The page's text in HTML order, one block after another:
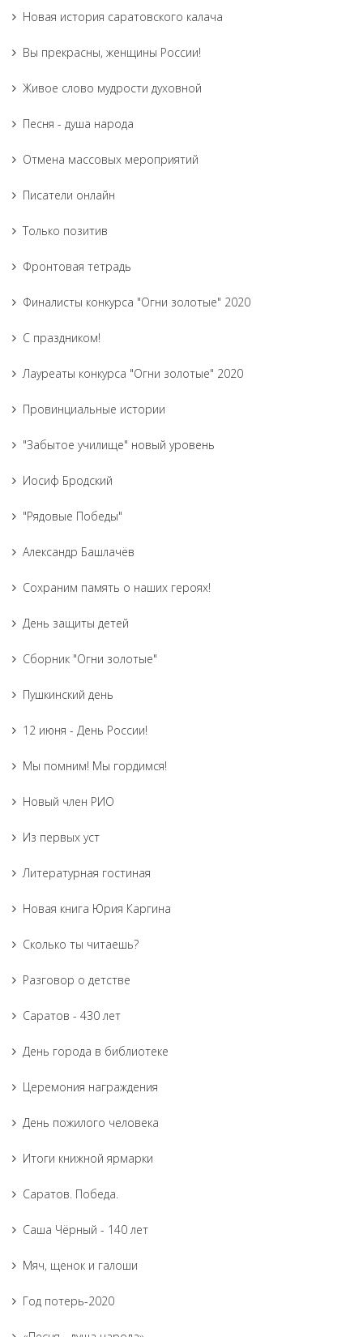
Новая история саратовского калача
Вы прекрасны, женщины России!
Живое слово мудрости духовной
Песня - душа народа
Отмена массовых мероприятий
Писатели онлайн
Только позитив
Фронтовая тетрадь
Финалисты конкурса "Огни золотые" 2020
С праздником!
Лауреаты конкурса "Огни золотые" 2020
Провинциальные истории
"Забытое училище" новый уровень
Иосиф Бродский
"Рядовые Победы"
Александр Башлачёв
Сохраним память о наших героях!
День защиты детей
Сборник "Огни золотые"
Пушкинский день
12 июня - День России!
Мы помним! Мы гордимся!
Новый член РИО
Из первых уст
Литературная гостиная
Новая книга Юрия Каргина
Сколько ты читаешь?
Разговор о детстве
Саратов - 430 лет
День города в библиотеке
Церемония награждения
День пожилого человека
Итоги книжной ярмарки
Саратов. Победа.
Саша Чёрный - 140 лет
Мяч, щенок и галоши
Год потерь-2020